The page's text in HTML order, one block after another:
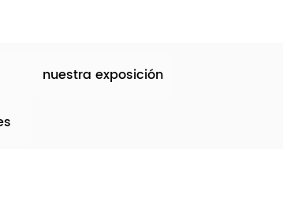
nuestra exposición